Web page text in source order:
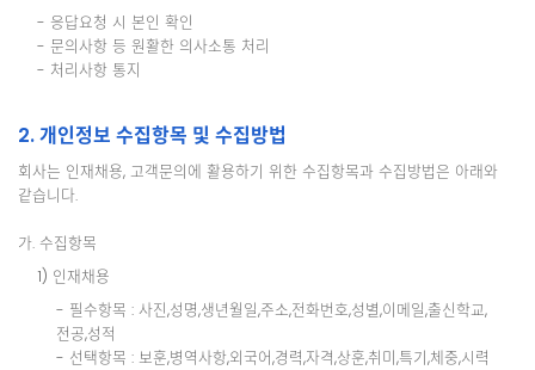
- 응답요청 시 본인 확인
- 문의사항 등 원활한 의사소통 처리
- 처리사항 통지
2. 개인정보 수집항목 및 수집방법
회사는 인재채용, 고객문의에 활용하기 위한 수집항목과 수집방법은 아래와
같습니다.
가. 수집항목
1) 인재채용
- 필수항목 : 사진,성명,생년월일,주소,전화번호,성별,이메일,출신학교,
전공,성적
- 선택항목 : 보훈,병역사항,외국어,경력,자격,상훈,취미,특기,체중,시력